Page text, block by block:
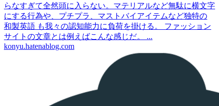
らなすぎて全然頭に入らない。マテリアルなど無駄に横文字
にする行為や、プチプラ、マストバイアイテムなど独特の
和製英語 も我々の認知能力に負荷を掛ける。 ファッション
サイトの文章とは例えばこんな感じだ。 ...
konyu.hatenablog.com